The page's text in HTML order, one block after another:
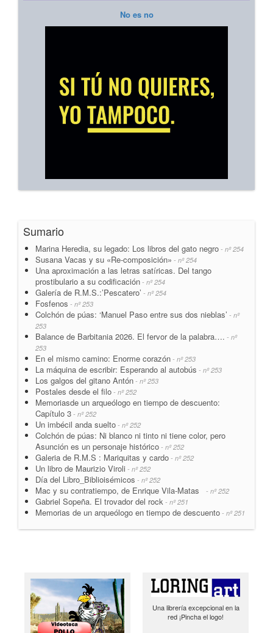
No es no
Sumario
Marina Heredia, su legado: Los libros del gato negro - nº 254
Susana Vacas y su «Re-composición» - nº 254
Una aproximación a las letras satíricas. Del tango
prostibulario a su codificación - nº 254
Galería de R.M.S.:’Pescatero’ - nº 254
Fosfenos - nº 253
Colchón de púas: ‘Manuel Paso entre sus dos nieblas’ - nº
253
Balance de Barbitania 2026. El fervor de la palabra…. - nº
253
En el mismo camino: Enorme corazón - nº 253
La máquina de escribir: Esperando al autobús - nº 253
Los galgos del gitano Antón - nº 253
Postales desde el filo - nº 252
Memoriasde un arqueólogo en tiempo de descuento:
Capítulo 3 - nº 252
Un imbécil anda suelto - nº 252
Colchón de púas: Ni blanco ni tinto ni tiene color, pero
Asunción es un personaje histórico - nº 252
Galeria de R.M.S : Mariquitas y cardo - nº 252
Un libro de Maurizio Viroli - nº 252
Día del Libro_Biblioisémicos - nº 252
Mac y su contratiempo, de Enrique Vila-Matas - nº 252
Gabriel Sopeña. El trovador del rock - nº 251
Memorias de un arqueólogo en tiempo de descuento - nº 251
Una librería excepcional en la
red ¡Pincha el logo!